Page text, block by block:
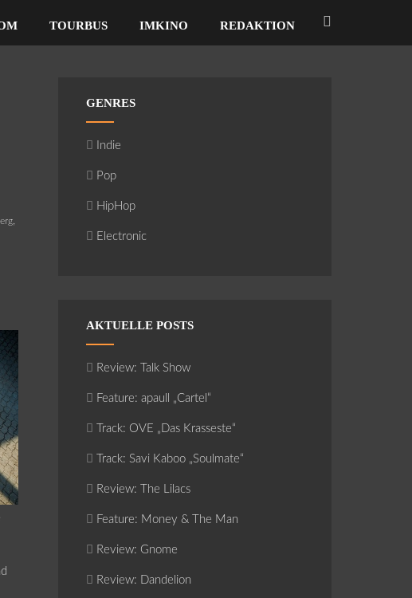
TOURBUS IMKINO REDAKTION
,
GENRES
Indie
Pop
HipHop
Electronic
AKTUELLE POSTS
Review: Talk Show
Feature: apaull „Cartel“
Track: OVE „Das Krasseste“
Track: Savi Kaboo „Soulmate“
Review: The Lilacs
Feature: Money & The Man
Review: Gnome
Review: Dandelion